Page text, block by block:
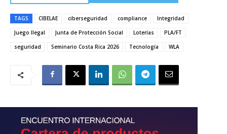
TAGS CIBELAE ciberseguridad compliance
Integridad
Juego Ilegal
Junta de Protección Social Loterías
PLA/FT
seguridad
Seminario Costa Rica 2026 Tecnología WLA